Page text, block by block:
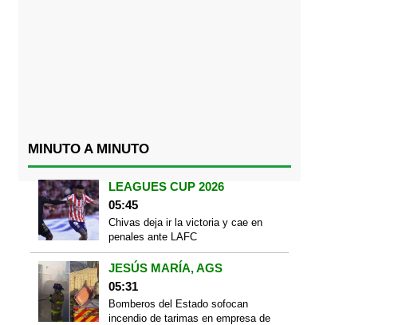
MINUTO A MINUTO
LEAGUES CUP 2026
05:45
Chivas deja ir la victoria y cae en
penales ante LAFC
JESÚS MARÍA, AGS
05:31
Bomberos del Estado sofocan
incendio de tarimas en empresa de